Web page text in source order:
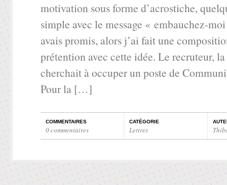
motivation sous forme d’acrostiche,
simple avec le message « embauchez-
avais promis, alors j’ai fait une
prétention avec cette idée. Le recruteur,
cherchait à occuper un poste de
Pour la […]
COMMENTAIRES
0 commentaires
CATÉGORIE
Lettres